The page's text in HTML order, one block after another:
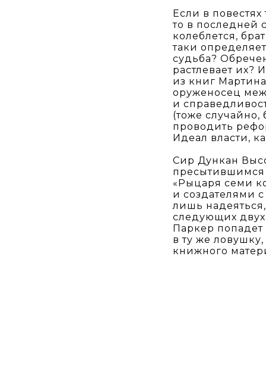
Если в
то в последней
колеблется,
таки
судьба?
растлевает их?
из книг
оруженосец
и
(тоже случайно,
проводить
Идеал власти,
Сир Дункан
пресытившимся
«Рыцаря семи
и создателями
лишь
следующих двух
Паркер попадет
в ту же
книжного